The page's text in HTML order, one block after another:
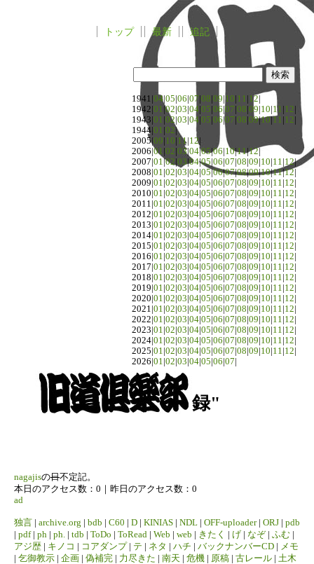
トップ 最新 追記
1941| 04 05 06 07 08 09 10 11 12
1942| 01 02 03 04 05 06 |07 08 09 10 11 12
1943| 01 02 03 04 05 06 |07 08 09|10 11 12
1944| 01 02 |
2005|09 10 11 12
2006| 01 02 03|04|05|06 10|11|12
2007| 01|02 03|04|05 06 07 08 09 10 11 12|
2008| 01 02 03 04 05|06|07|08|09|10|11|12
2009| 01 02 03 04 05 06 07 08 09 10 11 12
2010| 01 02 03 04 05 06 07 08 09 10 11 12
2011| 01 02 03 04 05 06 07 08 09 10 11 12
2012| 01 02 03 04 05 06 07 08 09 10 11 12
2013| 01 02 03 04 05 06 07 08 09 10 11 12
2014| 01 02 03 04 05 06 07 08 09 10 11 12
2015| 01 02 03 04 05 06 07 08 09 10 11 12
2016| 01 02 03 04 05 06 07 08 09 10 11 12
2017| 01 02 03 04 05 06 07 08 09 10 11 12
2018| 01 02 03 04 05 06 07 08 09 10 11 12
2019| 01 02 03 04 05 06 07 08 09 10 11 12
2020| 01 02 03 04 05 06 07 08 09 10 11 12
2021| 01 02 03 04 05 06 07 08 09 10 11 12
2022| 01 02 03 04 05 06 07 08 09 10 11 12
2023| 01 02 03 04 05 06 07 08 09 10 11 12
2024| 01 02 03 04 05 06 07 08 09 10 11 12
2025| 01 02 03 04 05 06 07 08 09 10 11 12
2026| 01 02 03 04 05 06 07
録"
nagajisの日不定記。
本日のアクセス数：0｜昨日のアクセス数：0
ad
独言 | archive.org | bdb | C60 | D | KINIAS | NDL | OFF-uploader| ORJ | pdb
| pdf| ph | ph. | tdb | ToDo | ToRead | Web | web | きたく | げ | なぞ| ふむ |
アジ歴 | キノコ | コアダンプ| テ | ネタ | ハチ | バックナンバーCD | メモ
| 乞御教示 | 企画 | 偽補完 | 力尽きた | 南天 | 危機 | 原稿 | 古レール | 土木